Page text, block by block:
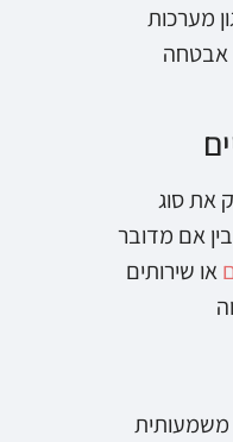
מערכות
אבטחה
את סוג
אם מדובר
או שירותים